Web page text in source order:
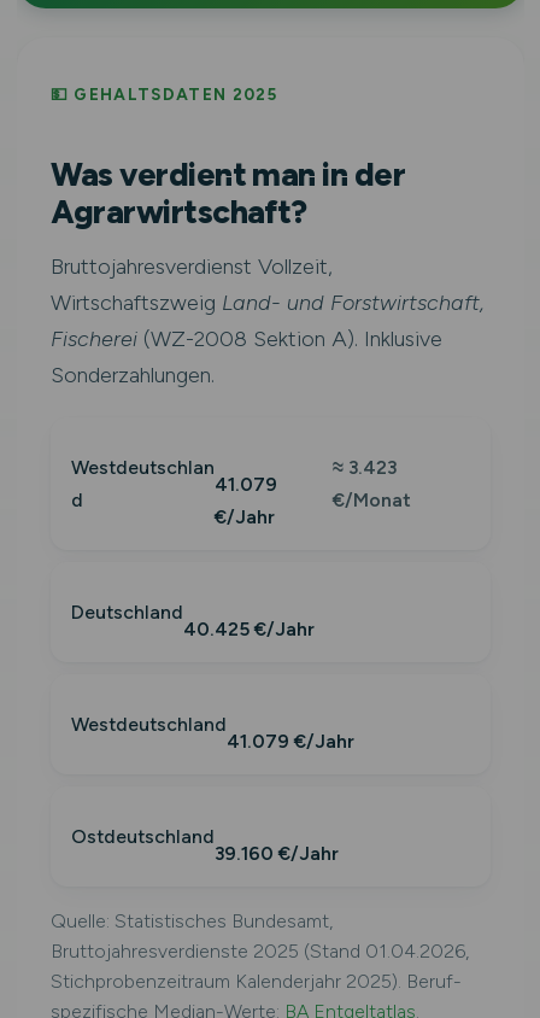
💵 GEHALTSDATEN 2025
Was verdient man in der
Agrarwirtschaft?
Bruttojahresverdienst Vollzeit,
Wirtschaftszweig Land- und Forstwirtschaft,
Fischerei(WZ-2008 Sektion A). Inklusive
Sonderzahlungen.
Westdeutschlan
d
41.079
€/Jahr
≈ 3.423
€/Monat
Deutschland
40.425 €/Jahr
Westdeutschland
41.079 €/Jahr
Ostdeutschland
39.160 €/Jahr
Quelle: Statistisches Bundesamt,
Bruttojahresverdienste 2025 (Stand 01.04.2026,
Stichprobenzeitraum Kalenderjahr 2025). Beruf-
spezifische Median-Werte: BA Entgeltatlas.